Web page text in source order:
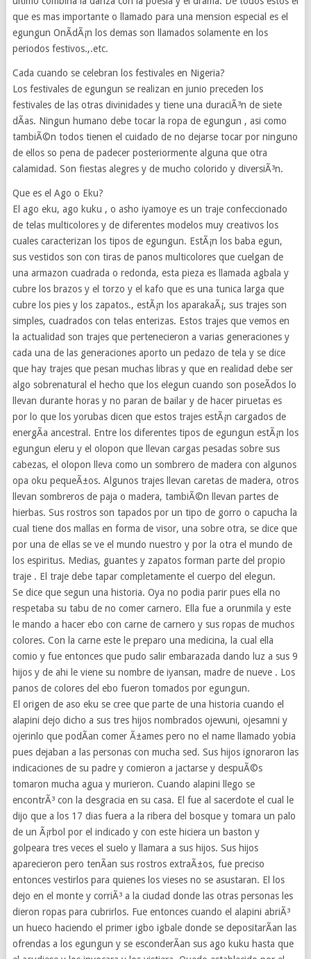
que es mas importante o llamado para una mension especial es el
egungun OnÃ­dÃ¡n los demas son llamados solamente en los
periodos festivos.,.etc.
Cada cuando se celebran los festivales en Nigeria?
Los festivales de egungun se realizan en junio preceden los
festivales de las otras divinidades y tiene una duraciÃ³n de siete
dÃ­as. Ningun humano debe tocar la ropa de egungun , asi como
tambiÃ©n todos tienen el cuidado de no dejarse tocar por ninguno
de ellos so pena de padecer posteriormente alguna que otra
calamidad. Son fiestas alegres y de mucho colorido y diversiÃ³n.
Que es el Ago o Eku?
El ago eku, ago kuku , o asho iyamoye es un traje confeccionado
de telas multicolores y de diferentes modelos muy creativos los
cuales caracterizan los tipos de egungun. EstÃ¡n los baba egun,
sus vestidos son con tiras de panos multicolores que cuelgan de
una armazon cuadrada o redonda, esta pieza es llamada agbala y
cubre los brazos y el torzo y el kafo que es una tunica larga que
cubre los pies y los zapatos., estÃ¡n los aparakaÃ¡, sus trajes son
simples, cuadrados con telas enterizas. Estos trajes que vemos en
la actualidad son trajes que pertenecieron a varias generaciones y
cada una de las generaciones aporto un pedazo de tela y se dice
que hay trajes que pesan muchas libras y que en realidad debe ser
algo sobrenatural el hecho que los elegun cuando son poseÃ­dos lo
llevan durante horas y no paran de bailar y de hacer piruetas es
por lo que los yorubas dicen que estos trajes estÃ¡n cargados de
energÃ­a ancestral. Entre los diferentes tipos de egungun estÃ¡n los
egungun eleru y el olopon que llevan cargas pesadas sobre sus
cabezas, el olopon lleva como un sombrero de madera con algunos
opa oku pequeÃ±os. Algunos trajes llevan caretas de madera, otros
llevan sombreros de paja o madera, tambiÃ©n llevan partes de
hierbas. Sus rostros son tapados por un tipo de gorro o capucha la
cual tiene dos mallas en forma de visor, una sobre otra, se dice que
por una de ellas se ve el mundo nuestro y por la otra el mundo de
los espiritus. Medias, guantes y zapatos forman parte del propio
traje . El traje debe tapar completamente el cuerpo del elegun.
Se dice que segun una historia. Oya no podia parir pues ella no
respetaba su tabu de no comer carnero. Ella fue a orunmila y este
le mando a hacer ebo con carne de carnero y sus ropas de muchos
colores. Con la carne este le preparo una medicina, la cual ella
comio y fue entonces que pudo salir embarazada dando luz a sus 9
hijos y de ahi le viene su nombre de iyansan, madre de nueve . Los
panos de colores del ebo fueron tomados por egungun.
El origen de aso eku se cree que parte de una historia cuando el
alapini dejo dicho a sus tres hijos nombrados ojewuni, ojesamni y
ojerinlo que podÃ­an comer Ã±ames pero no el name llamado yobia
pues dejaban a las personas con mucha sed. Sus hijos ignoraron las
indicaciones de su padre y comieron a jactarse y despuÃ©s
tomaron mucha agua y murieron. Cuando alapini llego se
encontrÃ³ con la desgracia en su casa. El fue al sacerdote el cual le
dijo que a los 17 dias fuera a la ribera del bosque y tomara un palo
de un Ã¡rbol por el indicado y con este hiciera un baston y
golpeara tres veces el suelo y llamara a sus hijos. Sus hijos
aparecieron pero tenÃ­an sus rostros extraÃ±os, fue preciso
entonces vestirlos para quienes los vieses no se asustaran. El los
dejo en el monte y corriÃ³ a la ciudad donde las otras personas les
dieron ropas para cubrirlos. Fue entonces cuando el alapini abriÃ³
un hueco haciendo el primer igbo igbale donde se depositarÃ­an las
ofrendas a los egungun y se esconderÃ­an sus ago kuku hasta que